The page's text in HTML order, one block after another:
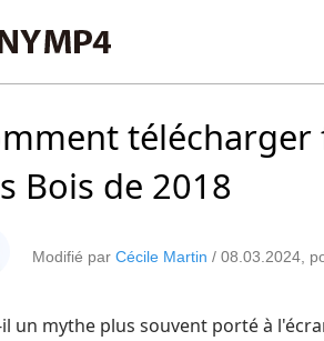
Bois de 2018
Modifié par Cécile Martin / 08.03.2024 ,
il un mythe plus souvent porté à